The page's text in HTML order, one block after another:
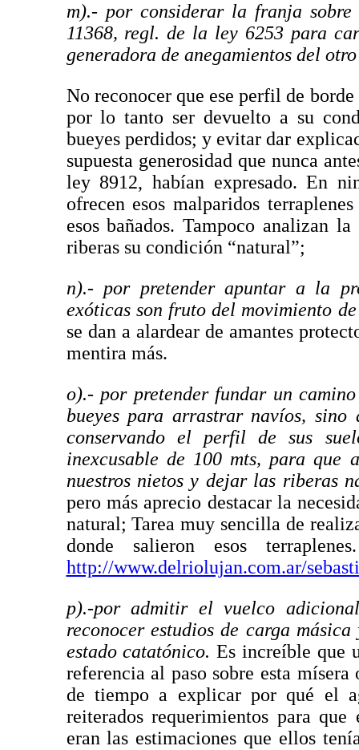
m).- por considerar la franja
11368, regl. de la ley 6253 para
generadora de anegamientos del
No reconocer que ese perfil de
por lo tanto ser devuelto a su
bueyes perdidos; y evitar dar
supuesta generosidad que nunca
ley 8912, habían expresado. En
ofrecen esos malparidos
esos bañados. Tampoco analizan
riberas su condición “natural”;
n).- por pretender apuntar a la
exóticas son fruto del movimiento
se dan a alardear de amantes
mentira más.
o).- por pretender fundar un
bueyes para arrastrar navíos, sino
conservando el perfil de sus
inexcusable de 100 mts, para que
nuestros nietos y dejar las riberas
pero más aprecio destacar la
natural; Tarea muy sencilla de
donde salieron esos
http://www.delriolujan.com.ar/
p).-por admitir el vuelco
reconocer estudios de carga
estado catatónico. Es increíble que
referencia al paso sobre esta
de tiempo a explicar por qué el
reiterados requerimientos para
eran las estimaciones que ellos